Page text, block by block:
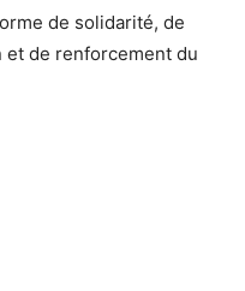
de solidarité, de
de renforcement du